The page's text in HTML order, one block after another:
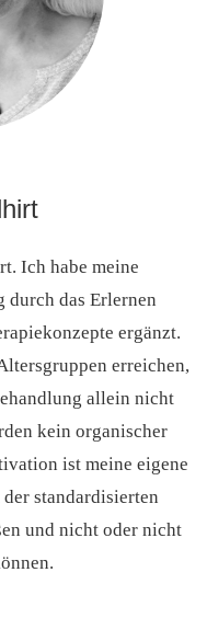
Ich habe meine
das Erlernen
ergänzt.
erreichen,
allein nicht
kein organischer
ist meine eigene
standardisierten
und nicht oder nicht